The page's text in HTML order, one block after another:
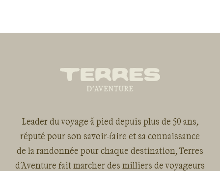
Leader du voyage à pied depuis plus de 50 ans,
réputé pour son savoir-faire et sa connaissance
de la randonnée pour chaque destination, Terres
d'Aventure fait marcher des milliers de voyageurs